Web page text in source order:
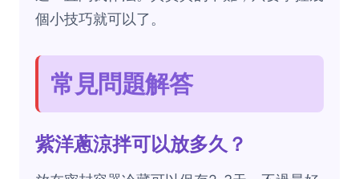
個小技巧就可以了。
常見問題解答
紫洋蔥涼拌可以放多久？